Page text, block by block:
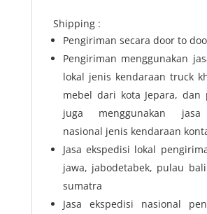
Shipping :
Pengiriman secara door to
Pengiriman menggunakan
lokal jenis kendaraan truck
mebel dari kota Jepara, dan
juga menggunakan jasa
nasional jenis kendaraan
Jasa ekspedisi lokal
jawa, jabodetabek, pulau
sumatra
Jasa ekspedisi nasional